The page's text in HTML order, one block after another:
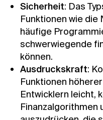
Sicherheit: Das
Funktionen wie die
häufige
schwerwiegende
können.
Ausdruckskraft:
Funktionen
Entwicklern leicht,
Finanzalgorithmen